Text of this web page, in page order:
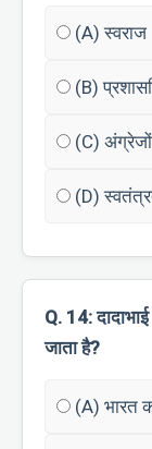
(A) स्वराज
(B)
(C) अंग्रेजों
(D)
Q. 14:
जाता है?
(A) भारत